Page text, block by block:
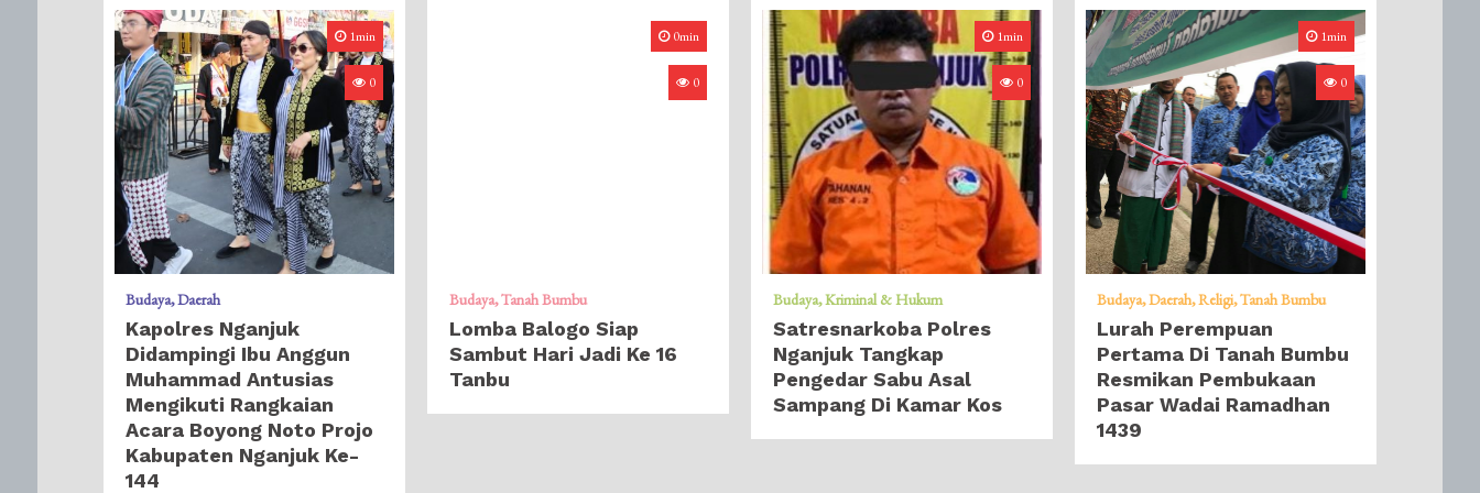
1min
0
Budaya Daerah
Kapolres Nganjuk
Didampingi Ibu Anggun
Muhammad Antusias
Mengikuti Rangkaian
Acara Boyong Noto Projo
Kabupaten Nganjuk Ke-
144
0min
0
Budaya Tanah Bumbu
Lomba Balogo Siap
Sambut Hari Jadi Ke 16
Tanbu
1min
0
Budaya Kriminal & Hukum
Satresnarkoba Polres
Nganjuk Tangkap
Pengedar Sabu Asal
Sampang Di Kamar Kos
1min
0
Budaya Daerah Religi Tanah Bumbu
Lurah Perempuan
Pertama Di Tanah Bumbu
Resmikan Pembukaan
Pasar Wadai Ramadhan
1439